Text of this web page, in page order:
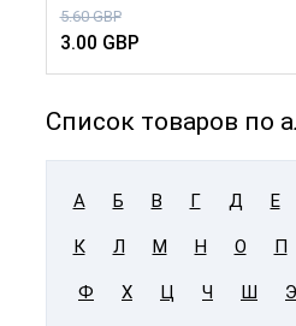
5.60 GBP
3.00 GBP
Список товаров по
А Б В Г Д Е
К Л М Н О П
Ф Х Ц Ч Ш Э